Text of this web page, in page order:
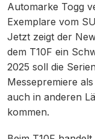
Automarke Togg
Exemplare vom
Jetzt zeigt der
dem T10F ein
2025 soll die
Messepremiere
auch in anderen
kommen.